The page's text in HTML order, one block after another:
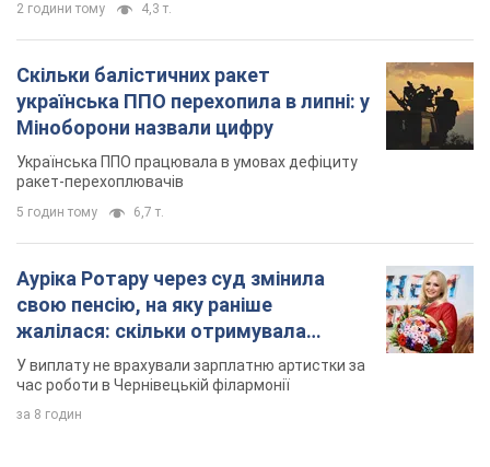
2 години тому 4,3 т.
Скільки балістичних ракет
українська ППО перехопила в липні: у
Міноборони назвали цифру
Українська ППО працювала в умовах дефіциту
ракет-перехоплювачів
5 годин тому 6,7 т.
Ауріка Ротару через суд змінила
свою пенсію, на яку раніше
жалілася: скільки отримувала
співачка
У виплату не врахували зарплатню артистки за
час роботи в Чернівецькій філармонії
за 8 годин